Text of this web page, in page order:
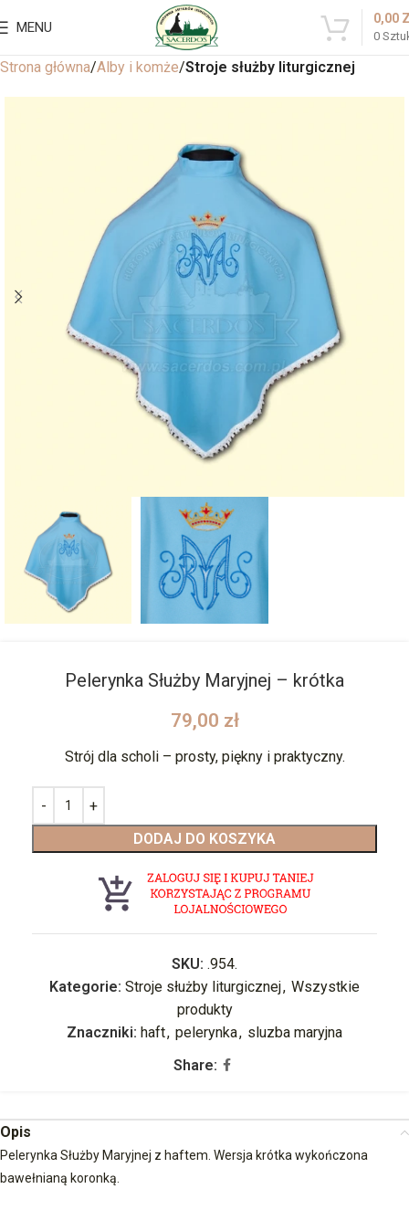
MENU
0
0,00
Strona główna Alby i komże Stroje służby liturgicznej
Pelerynka Służby Maryjnej – krótka
79,00 zł
Strój dla scholi – prosty, piękny i praktyczny.
DODAJ DO KOSZYKA
SKU: .954.
Kategorie: Stroje służby liturgicznej, Wszystkie
produkty
Znaczniki: haft, pelerynka, sluzba maryjna
Share:
Opis
Pelerynka Służby Maryjnej z haftem. Wersja krótka wykończona
bawełnianą koronką.